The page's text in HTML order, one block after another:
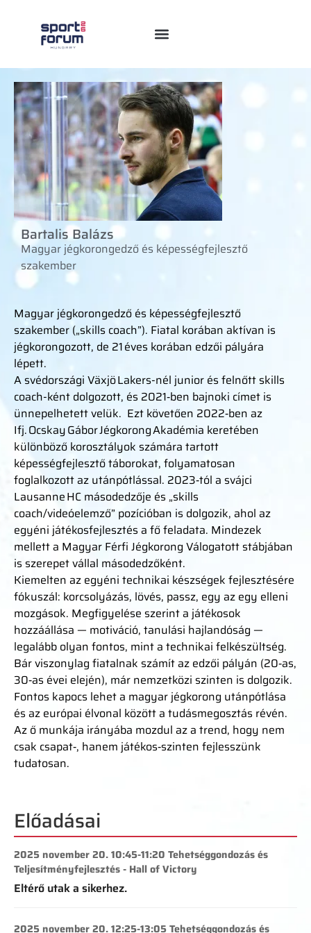
Bartalis Balázs
Magyar jégkorongedző és képességfejlesztő
szakember
Magyar jégkorongedző és képességfejlesztő
szakember („skills coach”). Fiatal korában aktívan is
jégkorongozott, de 21 éves korában edzői pályára
lépett.
A svédországi Växjö Lakers-nél junior és felnőtt skills
coach-ként dolgozott, és 2021‑ben bajnoki címet is
ünnepelhetett velük. Ezt követően 2022‑ben az
Ifj. Ocskay Gábor Jégkorong Akadémia keretében
különböző korosztályok számára tartott
képességfejlesztő táborokat, folyamatosan
foglalkozott az utánpótlással. 2023‑tól a svájci
Lausanne HC másodedzője és „skills
coach/videóelemző” pozícióban is dolgozik, ahol az
egyéni játékosfejlesztés a fő feladata. Mindezek
mellett a Magyar Férfi Jégkorong Válogatott stábjában
is szerepet vállal másodedzőként.
Kiemelten az egyéni technikai készségek fejlesztésére
fókuszál: korcsolyázás, lövés, passz, egy az egy elleni
mozgások. Megfigyelése szerint a játékosok
hozzáállása — motiváció, tanulási hajlandóság —
legalább olyan fontos, mint a technikai felkészültség.
Bár viszonylag fiatalnak számít az edzői pályán (20‑as,
30‑as évei elején), már nemzetközi szinten is dolgozik.
Fontos kapocs lehet a magyar jégkorong utánpótlása
és az európai élvonal között a tudásmegosztás révén.
Az ő munkája irányába mozdul az a trend, hogy nem
csak csapat‑, hanem játékos‑szinten fejlesszünk
tudatosan.
Előadásai
2025 november 20. 10:45-11:20 Tehetséggondozás és
Teljesítményfejlesztés - Hall of Victory
Eltérő utak a sikerhez.
2025 november 20. 12:25-13:05 Tehetséggondozás és